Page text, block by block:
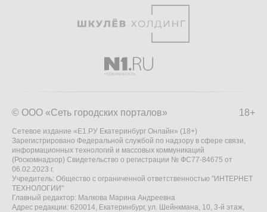
18+
© ООО «Сеть городских порталов»
Сетевое издание «Е1.РУ Екатеринбург Онлайн» (18+)
Зарегистрировано Федеральной службой по надзору в сфере связи,
информационных технологий и массовых коммуникаций
(Роскомнадзор) Свидетельство о регистрации № ФС77-84675 от
06.02.2023 г.
Учредитель: Общество с ограниченной ответственностью "ИНТЕРНЕТ
ТЕХНОЛОГИИ"
Главный редактор: Малкова Марина Андреевна
Адрес редакции: 620014, Екатеринбург, ул. Шейнкмана, 10, 3-й этаж,